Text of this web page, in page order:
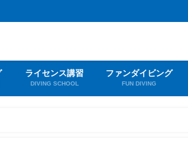
ライセンス講習
DIVING SCHOOL
ファンダイビング
FUN DIVING